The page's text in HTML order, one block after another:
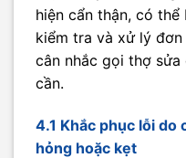
hiện cẩn thận, có
kiểm tra và xử lý
cân nhắc gọi thợ sửa
cần.
4.1 Khắc phục lỗi do
hỏng hoặc kẹt